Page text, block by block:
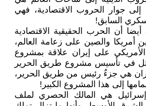
إلى جوار الحروب الاقتصادية، فهي
السابق!
أن الحرب الحقيقية الاقتصادية
أمريكا والصين على زعامة العالم،
على إيران علاقة بمشروع
في تأسيس مشروع طريق الحرير
لأن إيران هي جزءٌ رئيس من طريق الحرير،
إلى هذا المشروع الكبير!
هي المالك الحصري لملف